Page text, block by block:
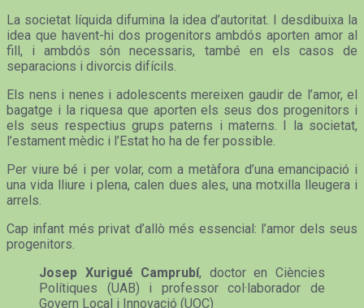
La societat líquida difumina la idea d’autoritat. I desdibuixa la
idea que havent-hi dos progenitors ambdós aporten amor al
fill, i ambdós són necessaris, també en els casos de
separacions i divorcis difícils.
Els nens i nenes i adolescents mereixen gaudir de l’amor, el
bagatge i la riquesa que aporten els seus dos progenitors i
els seus respectius grups paterns i materns. I la societat,
l’estament mèdic i l’Estat ho ha de fer possible.
Per viure bé i per volar, com a metàfora d’una emancipació i
una vida lliure i plena, calen dues ales, una motxilla lleugera i
arrels.
Cap infant més privat d’allò més essencial: l’amor dels seus
progenitors.
Josep Xurigué Camprubí, doctor en Ciències
Polítiques (UAB) i professor col·laborador de
Govern Local i Innovació (UOC)